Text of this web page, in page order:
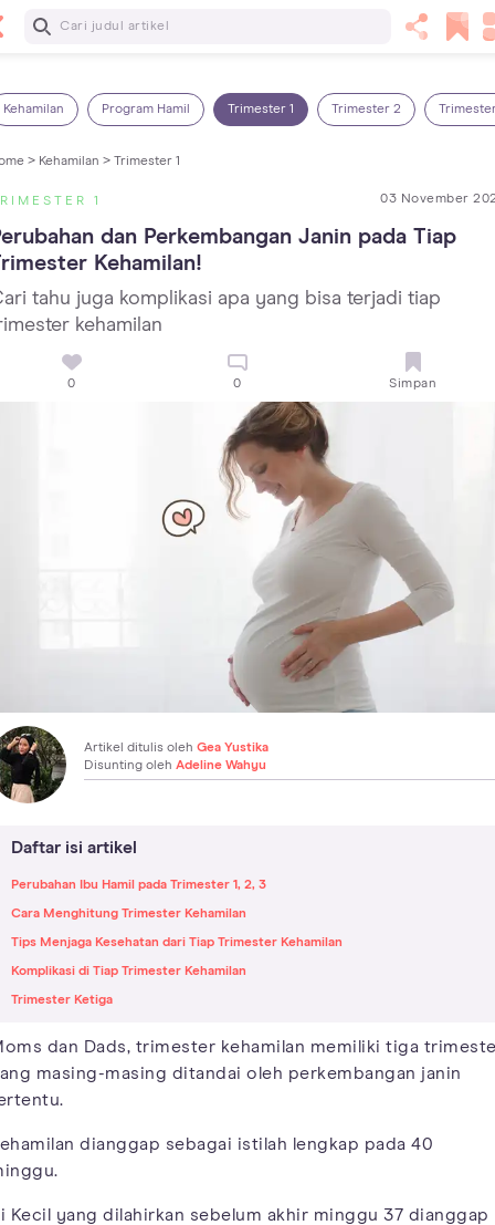
Baca Selanjutnya
Kehamilan Program Hamil Trimester 1 Trimester 2
> Kehamilan > Trimester 1
1 03 November
dan Perkembangan Janin pada Tiap
Kehamilan!
tahu juga komplikasi apa yang bisa terjadi tiap
kehamilan
0 0 Simpan
Artikel ditulis oleh Gea Yustika
Disunting oleh Adeline Wahyu
Daftar isi artikel
Perubahan Ibu Hamil pada Trimester 1, 2, 3
Cara Menghitung Trimester Kehamilan
Tips Menjaga Kesehatan dari Tiap Trimester Kehamilan
Komplikasi di Tiap Trimester Kehamilan
Trimester Ketiga
dan Dads, trimester kehamilan memiliki tiga
masing-masing ditandai oleh perkembangan janin
dianggap sebagai istilah lengkap pada 40
Kecil yang dilahirkan sebelum akhir minggu 37 dianggap